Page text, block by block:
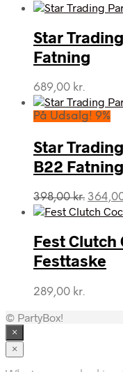
Star
Fatning
689,00 kr.
På Udsalg! 9%
Star
B22 Fatning
398,00kr. Den
var:
Fest Clutch
Festtaske
289,00 kr.
© PartyBox!
×
×